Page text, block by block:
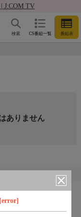
J:COM TV
CS番組一覧 番組表
検索
ありません